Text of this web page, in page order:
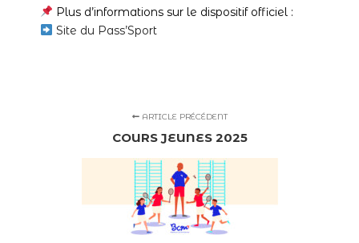
Plus d’informations sur le dispositif officiel :
Site du Pass’Sport
ARTICLE PRÉCÉDENT
COURS JEUNES 2025